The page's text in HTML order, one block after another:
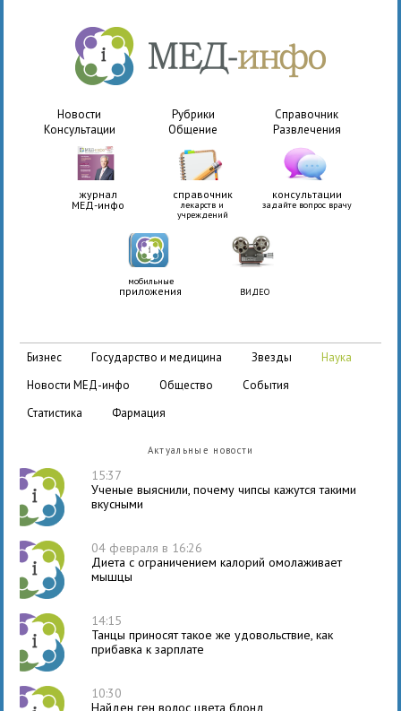
Новости Рубрики
Справочник
Консультации
Общение Развлечения
журнал
МЕД-инфо
справочник
лекарств и
учреждений
консультации
задайте вопрос врачу
мобильные
приложения ВИДЕО
бизнес государство и медицина звезды
наука
новости МЕД-инфо
общество
события
статистика
фармация
Актуальные новости
15:37
Ученые выяснили, почему чипсы кажутся такими
вкусными
04 февраля в 16:26
Диета с ограничением калорий омолаживает
мышцы
14:15
Танцы приносят такое же удовольствие, как
прибавка к зарплате
10:30
Найден ген волос цвета блонд